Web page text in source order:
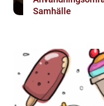
Samhälle